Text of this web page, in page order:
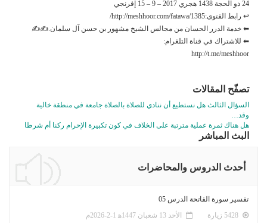
24 ذو الحجة 1438 هجري 2017 – 9 – 15 إفرنجي
↩ رابط الفتوى:http://meshhoor.com/fatawa/1385/
⬅ خدمة الدرر الحسان من مجالس الشيخ مشهور بن حسن آل سلمان.✍✍
⬅ للاشتراك في قناة التلغرام:
http://t.me/meshhoor
تصفّح المقالات
السؤال الثالث هل نستطيع أن ننادي للصلاة بالصلاة جامعة في منطقة خالية
وقد…
هل هناك ثمرة عملية مترتبة على الخلاف في كون تكبيرة الإحرام ركنا أم شرطا
البث المباشر
أحدث الدروس والمحاضرات
تفسير سورة الفاتحة الدرس 05
الأحد 13 شعبان 1447ﻫ 1-2-2026م